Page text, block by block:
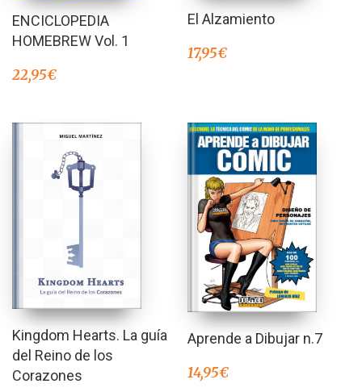
ENCICLOPEDIA
HOMEBREW Vol. 1
22,95€
El Alzamiento
17,95€
Kingdom Hearts. La guía
del Reino de los
Corazones
Aprende a Dibujar n.7
14,95€